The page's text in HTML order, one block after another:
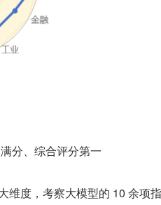
分、综合评分第一
度，考察大模型的 10 余项指